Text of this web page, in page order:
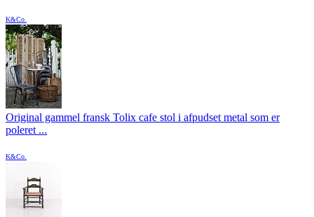
K&Co.
Original gammel fransk Tolix cafe stol i afpudset metal som er
poleret ...
K&Co.